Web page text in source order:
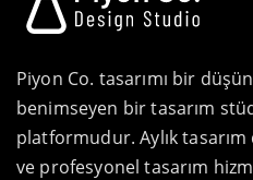
Piyon Co. tasarımı bir
benimseyen bir tasarım
platformudur. Aylık
ve profesyonel tasarım